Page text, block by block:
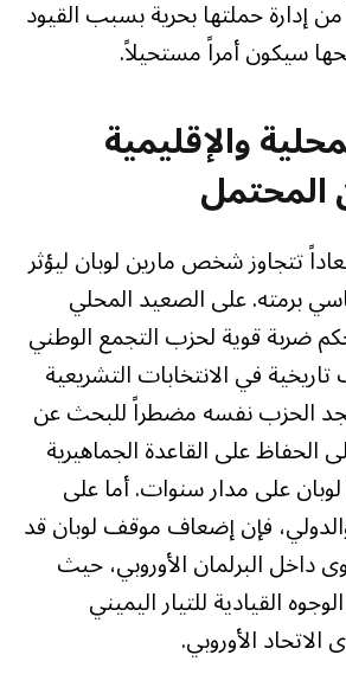
إدارة حملتها بحرية بسبب القيود
سيكون أمراً مستحيلاً.
والإقليمية
المحتمل
تتجاوز شخص مارين لوبان ليؤثر
برمته. على الصعيد المحلي
ضربة قوية لحزب التجمع الوطني
في الانتخابات التشريعية
الحزب نفسه مضطراً للبحث عن
الحفاظ على القاعدة الجماهيرية
لوبان على مدار سنوات. أما على
فإن إضعاف موقف لوبان قد
داخل البرلمان الأوروبي، حيث
القيادية للتيار اليميني
الأوروبي.